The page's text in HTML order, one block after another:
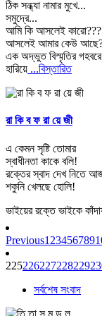
ঠিক সন্ধ্যা নামার মুখে...
সমুদ্রে...
আমি কি আসলেই কারো???
আসলেই আমার কেউ
এক অদ্ভুত বিস্মৃতির
হারিয়ে ...বিস্তারিত
রা কি ব ফ রা য়ে জী
এ কেমন সৃষ্টি তোমার
স্বাধীনতা কাকে বলি!
রক্তের স্বাদ দেখ নিতে
শকুনি খেলছে হোলি!
ভাইয়ের রক্তে ভাইকে
Previous1 23456789
225226227228229
সর্বশেষ সংবাদ